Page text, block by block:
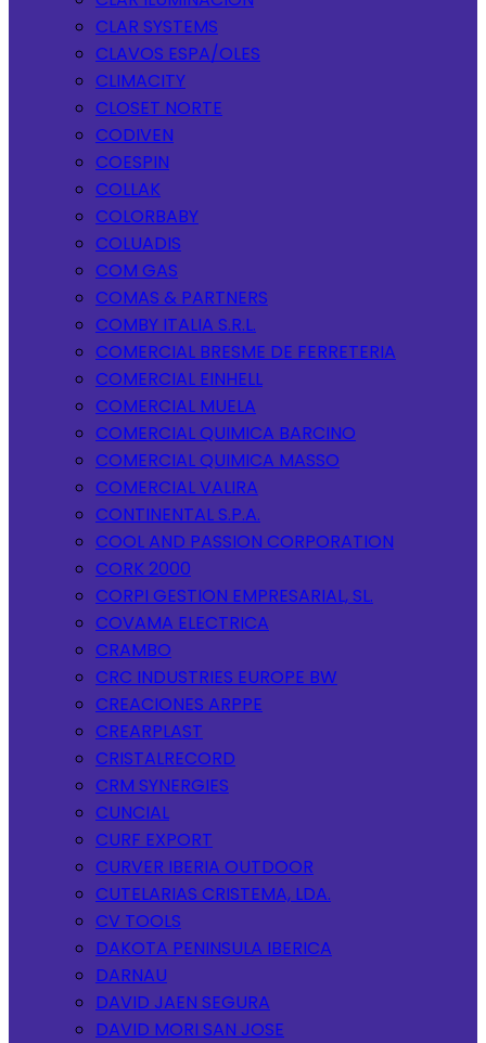
CLAR SYSTEMS
CLAVOS ESPA/OLES
CLIMACITY
CLOSET NORTE
CODIVEN
COESPIN
COLLAK
COLORBABY
COLUADIS
COM GAS
COMAS & PARTNERS
COMBY ITALIA S.R.L.
COMERCIAL BRESME DE FERRETERIA
COMERCIAL EINHELL
COMERCIAL MUELA
COMERCIAL QUIMICA BARCINO
COMERCIAL QUIMICA MASSO
COMERCIAL VALIRA
CONTINENTAL S.P.A.
COOL AND PASSION CORPORATION
CORK 2000
CORPI GESTION EMPRESARIAL, SL.
COVAMA ELECTRICA
CRAMBO
CRC INDUSTRIES EUROPE BW
CREACIONES ARPPE
CREARPLAST
CRISTALRECORD
CRM SYNERGIES
CUNCIAL
CURF EXPORT
CURVER IBERIA OUTDOOR
CUTELARIAS CRISTEMA, LDA.
CV TOOLS
DAKOTA PENINSULA IBERICA
DARNAU
DAVID JAEN SEGURA
DAVID MORI SAN JOSE